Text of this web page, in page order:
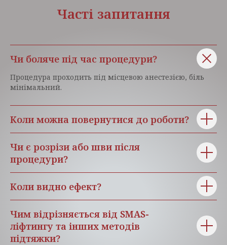
Часті запитання
Чи боляче під час процедури?
Процедура проходить під місцевою анестезією, біль
мінімальний.
Коли можна повернутися до роботи?
Чи є розрізи або шви після
процедури?
Коли видно ефект?
Чим відрізняється від SMAS-
ліфтингу та інших методів
підтяжки?